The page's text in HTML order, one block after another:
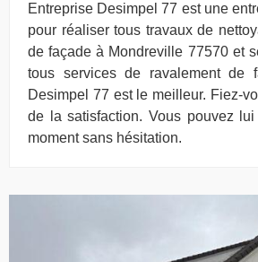
Entreprise Desimpel 77 est une
pour réaliser tous travaux de
de façade à Mondreville 77570 et
tous services de ravalement de
Desimpel 77 est le meilleur. Fiez-
de la satisfaction. Vous pouvez
moment sans hésitation.